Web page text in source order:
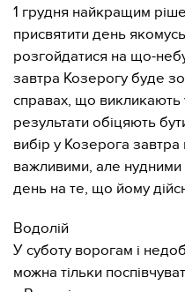
1 грудня найкращим
присвятити день
розгойдатися на що-
завтра Козерогу буде
справах, що викликають
результати обіцяють
вибір у Козерога
важливими, але нудними
день на те, що йому
Водолій
У суботу ворогам і
можна тільки